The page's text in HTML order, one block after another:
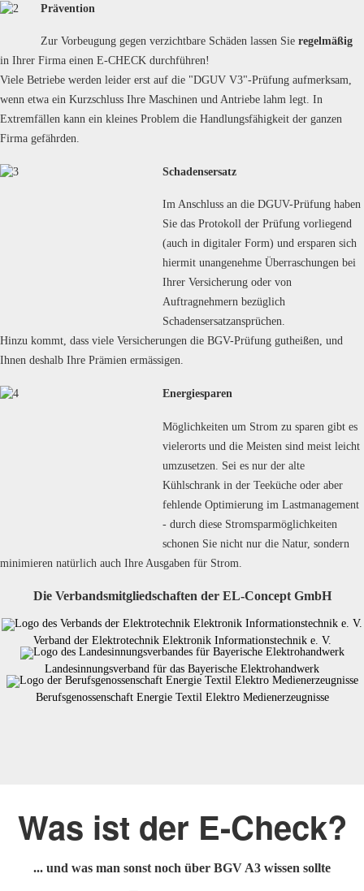
Prävention
Zur Vorbeugung gegen verzichtbare Schäden lassen Sie regelmäßig
in Ihrer Firma einen E-CHECK durchführen!
Viele Betriebe werden leider erst auf die "DGUV V3"-Prüfung aufmerksam,
wenn etwa ein Kurzschluss Ihre Maschinen und Antriebe lahm legt. In
Extremfällen kann ein kleines Problem die Handlungsfähigkeit der ganzen
Firma gefährden.
Schadensersatz
Im Anschluss an die DGUV-Prüfung haben
Sie das Protokoll der Prüfung vorliegend
(auch in digitaler Form) und ersparen sich
hiermit unangenehme Überraschungen bei
Ihrer Versicherung oder von
Auftragnehmern bezüglich
Schadensersatzansprüchen.
Hinzu kommt, dass viele Versicherungen die BGV-Prüfung gutheißen, und
Ihnen deshalb Ihre Prämien ermässigen.
Energiesparen
Möglichkeiten um Strom zu sparen gibt es
vielerorts und die Meisten sind meist leicht
umzusetzen. Sei es nur der alte
Kühlschrank in der Teeküche oder aber
fehlende Optimierung im Lastmanagement
- durch diese Stromsparmöglichkeiten
schonen Sie nicht nur die Natur, sondern
minimieren natürlich auch Ihre Ausgaben für Strom.
Die Verbandsmitgliedschaften der EL-Concept GmbH
Verband der Elektrotechnik Elektronik Informationstechnik e. V.
Landesinnungsverband für das Bayerische Elektrohandwerk
Berufsgenossenschaft Energie Textil Elektro Medienerzeugnisse
Was ist der E-Check?
... und was man sonst noch über BGV A3 wissen sollte